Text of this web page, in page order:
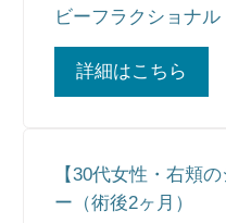
ビーフラクショナル
詳細はこちら
【30代女性・右頬
ー（術後2ヶ月）